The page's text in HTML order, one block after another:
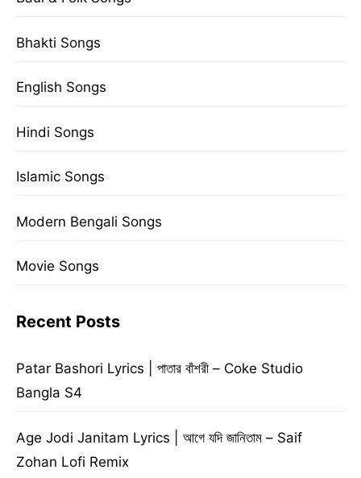
Bhakti Songs
English Songs
Hindi Songs
Islamic Songs
Modern Bengali Songs
Movie Songs
Recent Posts
Patar Bashori Lyrics | পাতার বাঁশরী – Coke Studio
Bangla S4
Age Jodi Janitam Lyrics | আগে যদি জানিতাম – Saif
Zohan Lofi Remix